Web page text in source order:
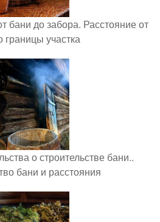
бани до забора. Расстояние от
границы участка
о строительстве бани..
бани и расстояния